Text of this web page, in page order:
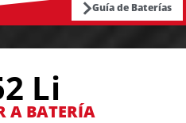
Guía de Baterías
Li
A BATERÍA